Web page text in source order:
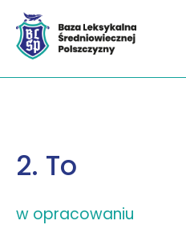
2. To
w opracowaniu